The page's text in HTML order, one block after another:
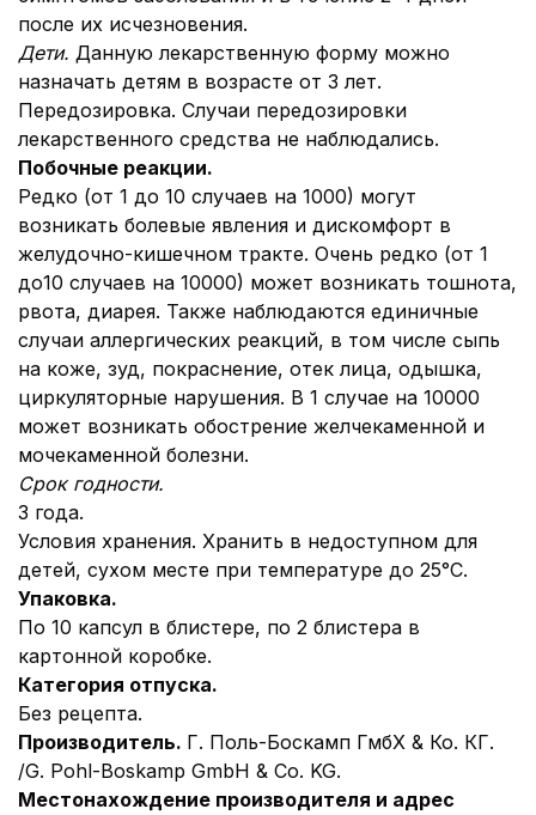
после их исчезновения.
Дети. Данную лекарственную форму можно
назначать детям в возрасте от 3 лет.
Передозировка. Случаи передозировки
лекарственного средства не наблюдались.
Побочные реакции.
Редко (от 1 до 10 случаев на 1000) могут
возникать болевые явления и дискомфорт в
желудочно-кишечном тракте. Очень редко (от 1
до10 случаев на 10000) может возникать тошнота,
рвота, диарея. Также наблюдаются единичные
случаи аллергических реакций, в том числе сыпь
на коже, зуд, покраснение, отек лица, одышка,
циркуляторные нарушения. В 1 случае на 10000
может возникать обострение желчекаменной и
мочекаменной болезни.
Срок годности.
3 года.
Условия хранения. Хранить в недоступном для
детей, сухом месте при температуре до 25°С.
Упаковка.
По 10 капсул в блистере, по 2 блистера в
картонной коробке.
Категория отпуска.
Без рецепта.
Производитель. Г. Поль-Боскамп ГмбХ & Ко. КГ.
/G. Pohl-Boskamp GmbH & Co. KG.
Местонахождение производителя и адрес